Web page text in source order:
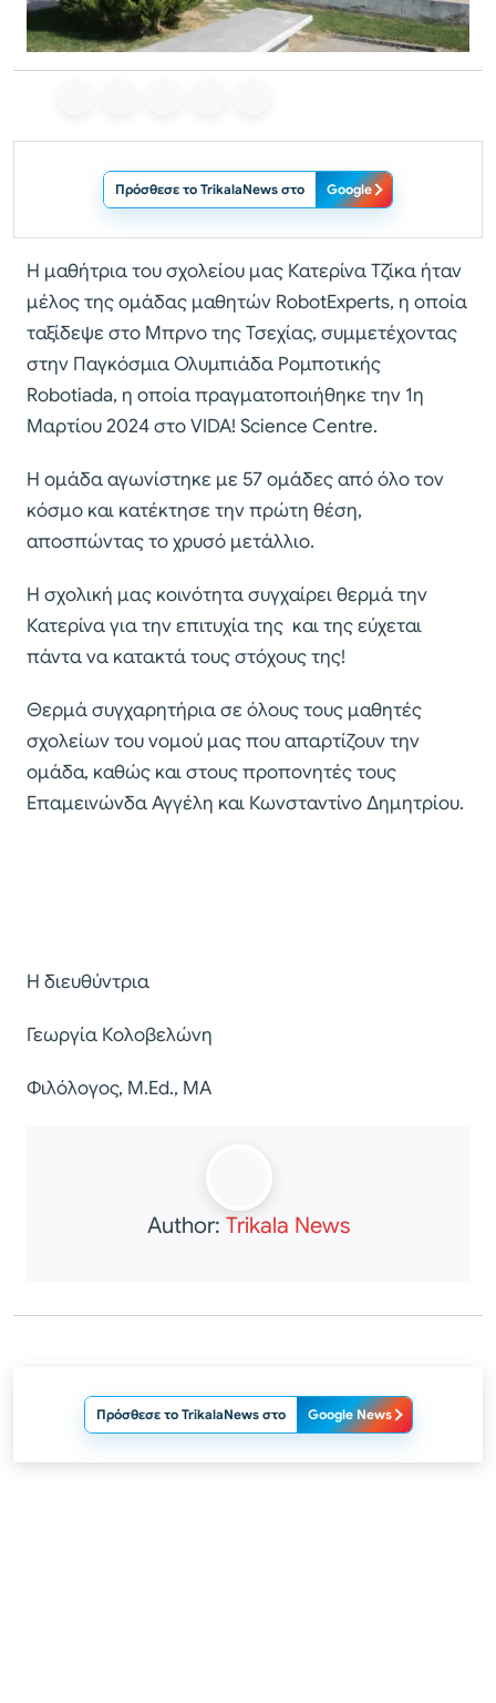
Πρόσθεσε το TrikalaNews στο Google
Η μαθήτρια του σχολείου μας Κατερίνα Τζίκα ήταν
μέλος της ομάδας μαθητών RobotExperts, η οποία
ταξίδεψε στο Μπρνο της Τσεχίας, συμμετέχοντας
στην Παγκόσμια Ολυμπιάδα Ρομποτικής
Robotiada, η οποία πραγματοποιήθηκε την 1η
Μαρτίου 2024 στο VIDA! Science Centre.
Η ομάδα αγωνίστηκε με 57 ομάδες από όλο τον
κόσμο και κατέκτησε την πρώτη θέση,
αποσπώντας το χρυσό μετάλλιο.
Η σχολική μας κοινότητα συγχαίρει θερμά την
Κατερίνα για την επιτυχία της και της εύχεται
πάντα να κατακτά τους στόχους της!
Θερμά συγχαρητήρια σε όλους τους μαθητές
σχολείων του νομού μας που απαρτίζουν την
ομάδα, καθώς και στους προπονητές τους
Επαμεινώνδα Αγγέλη και Κωνσταντίνο Δημητρίου.
Η διευθύντρια
Γεωργία Κολοβελώνη
Φιλόλογος, M.Ed., MA
Author: Trikala News
Πρόσθεσε το TrikalaNews στο Google News